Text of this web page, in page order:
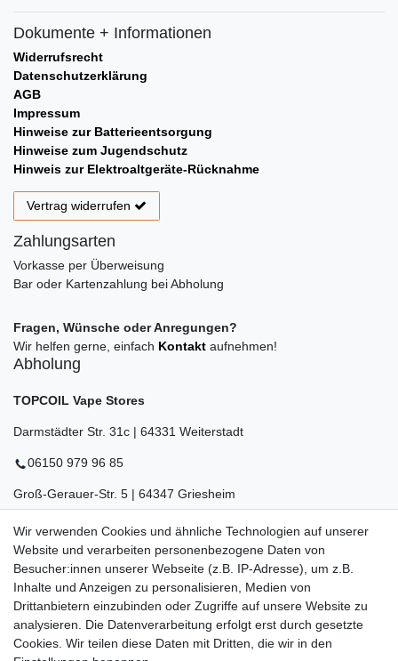
Dokumente + Informationen
Widerrufsrecht
Datenschutzerklärung
AGB
Impressum
Hinweise zur Batterieentsorgung
Hinweise zum Jugendschutz
Hinweis zur Elektroaltgeräte-Rücknahme
Vertrag widerrufen
Zahlungsarten
Vorkasse per Überweisung
Bar oder Kartenzahlung bei Abholung
Fragen, Wünsche oder Anregungen?
Wir helfen gerne, einfach Kontakt aufnehmen!
Abholung
TOPCOIL Vape Stores
Darmstädter Str. 31c | 64331 Weiterstadt
06150 979 96 85
Groß-Gerauer-Str. 5 | 64347 Griesheim
06155 834 88 58
Eberstädter Str. 21 | 64319 Pfungstadt
06157 984 88 55
Öffnungszeiten finden Sie hier: www.topcoil.de
E-MAIL **
Newsletter
Wir verwenden Cookies und ähnliche Technologien auf unserer
Website und verarbeiten personenbezogene Daten von
Besucher:innen unserer Webseite (z.B. IP-Adresse), um z.B.
Inhalte und Anzeigen zu personalisieren, Medien von
Drittanbietern einzubinden oder Zugriffe auf unsere Website zu
analysieren. Die Datenverarbeitung erfolgt erst durch gesetzte
Cookies. Wir teilen diese Daten mit Dritten, die wir in den